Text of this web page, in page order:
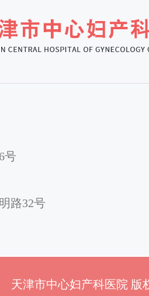
号
路32号
天津市中心妇产科医院 版